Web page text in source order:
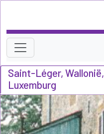
Saint-Léger, Wallonië,
Luxemburg